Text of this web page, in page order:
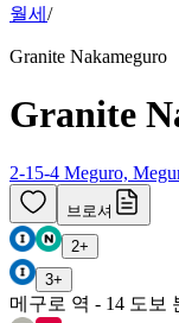
월세 /
Granite Nakameguro
Granite
2-15-4 Meguro,
브로셔
2+
3+
메구로 역 - 14 도보